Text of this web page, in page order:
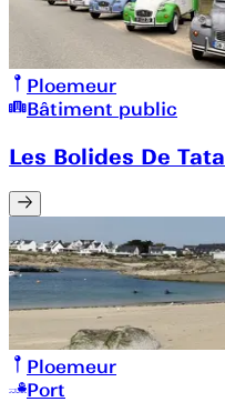
Ploemeur
Bâtiment public
Les Bolides De Tata
Ploemeur
Port